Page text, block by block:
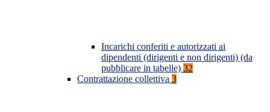
Incarichi conferiti e autorizzati ai
dipendenti (dirigenti e non dirigenti) (da
pubblicare in tabelle) 32
Contrattazione collettiva 3